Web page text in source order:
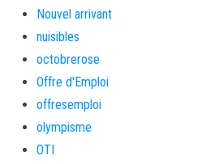
Nouvel arrivant
nuisibles
octobrerose
Offre d'Emploi
offresemploi
olympisme
OTI